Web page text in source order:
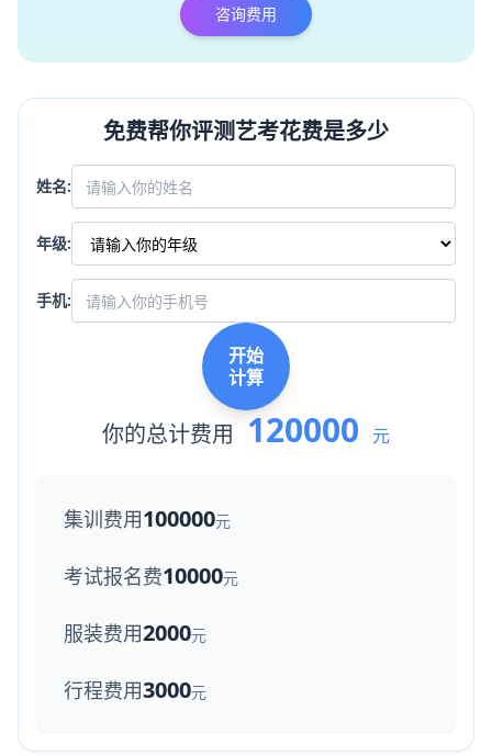
咨询费用
免费帮你评测艺考花费是多少
姓名:
年级:
手机:
开始
计算
你的总计费用 120000 元
集训费用100000元
考试报名费10000元
服装费用2000元
行程费用3000元